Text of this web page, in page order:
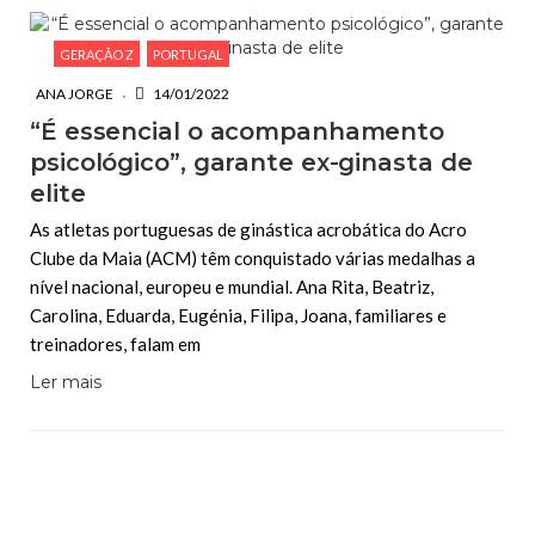
GERAÇÃO Z PORTUGAL
ANA JORGE 14/01/2022
“É essencial o acompanhamento
psicológico”, garante ex-ginasta de
elite
As atletas portuguesas de ginástica acrobática do Acro
Clube da Maia (ACM) têm conquistado várias medalhas a
nível nacional, europeu e mundial. Ana Rita, Beatriz,
Carolina, Eduarda, Eugénia, Filipa, Joana, familiares e
treinadores, falam em
Ler mais